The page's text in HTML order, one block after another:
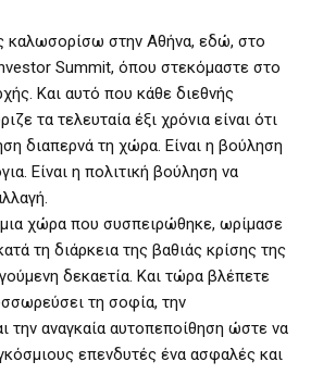
καλωσορίσω στην Αθήνα, εδώ, στο
Summit, όπου στεκόμαστε στο
Και αυτό που κάθε διεθνής
τα τελευταία έξι χρόνια είναι ότι
διαπερνά τη χώρα. Είναι η βούληση
Είναι η πολιτική βούληση να
χώρα που συσπειρώθηκε, ωρίμασε
τη διάρκεια της βαθιάς κρίσης της
δεκαετία. Και τώρα βλέπετε
τη σοφία, την
την αναγκαία αυτοπεποίθηση ώστε να
επενδυτές ένα ασφαλές και